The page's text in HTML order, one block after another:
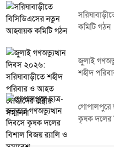
কমিটি গঠন
জুলাই
শহীদ
গোপালপুরে
কৃষক দলের